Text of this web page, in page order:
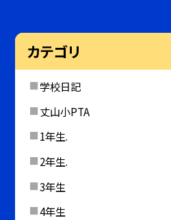
カテゴリ
学校日記
丈山小PTA
1年生.
2年生.
3年生
4年生